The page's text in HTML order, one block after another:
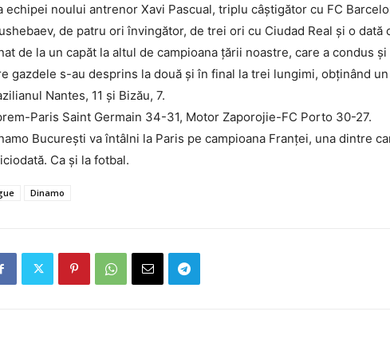
echipei noului antrenor Xavi Pascual, triplu câștigător cu FC
de patru ori învingător, de trei ori cu Ciudad Real și o dată
de la un capăt la altul de campioana țării noastre, care a condus
gazdele s-au desprins la două și în final la trei lungimi, obținând
Nantes, 11 și Bizău, 7.
Paris Saint Germain 34-31, Motor Zaporojie-FC Porto 30-27.
București va întâlni la Paris pe campioana Franței, una dintre
Ca și la fotbal.
Dinamo